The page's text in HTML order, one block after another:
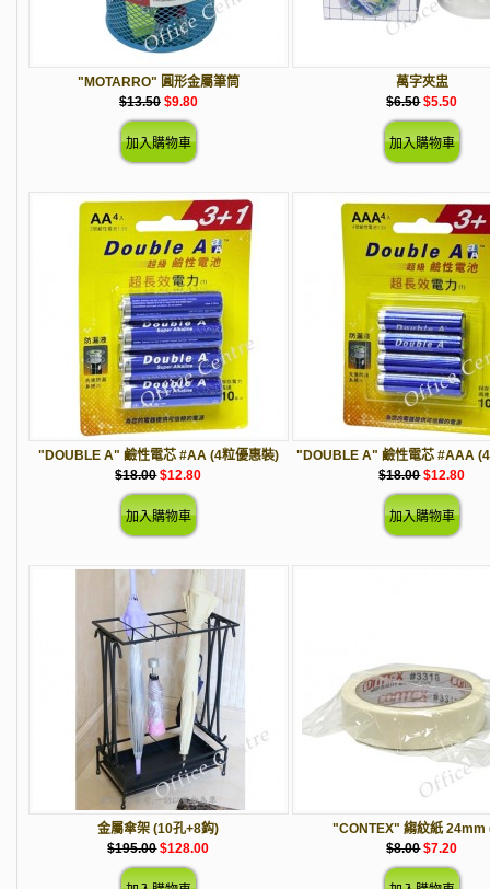
"MOTARRO" 圓形金屬筆筒
$13.50 $9.80
萬字夾盅
$6.50 $5.50
"DOUBLE A" 鹼性電芯 #AA (4粒優惠裝)
$18.00 $12.80
"DOUBLE A" 鹼性電芯 #AAA
$18.00 $12.80
金屬傘架 (10孔+8鈎)
$195.00 $128.00
"CONTEX" 縐紋紙 24mm
$8.00 $7.20